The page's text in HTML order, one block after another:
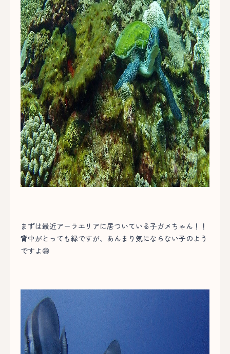
まずは最近アーラエリアに居ついている子ガメちゃん！！
背中がとっても緑ですが、あんまり気にならない子のよう
ですよ😅